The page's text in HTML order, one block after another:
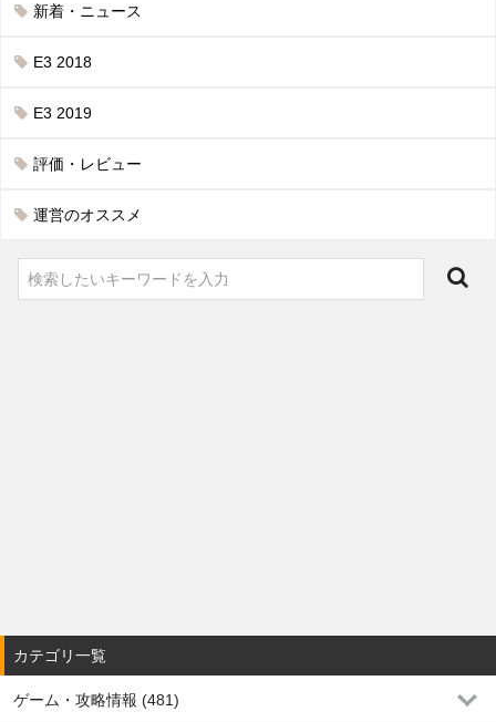
新着・ニュース
E3 2018
E3 2019
評価・レビュー
運営のオススメ
カテゴリ一覧
ゲーム・攻略情報 (481)